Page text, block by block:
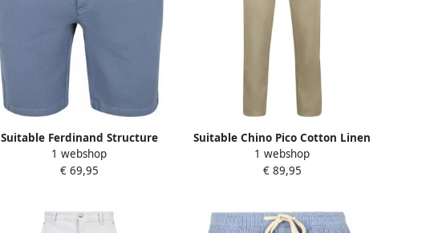
Suitable Ferdinand Structure
Short Blauw
1 webshop
€ 69,95
Suitable Chino Pico Cotton Linen
Kaki
1 webshop
€ 89,95